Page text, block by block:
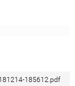
185612.pdf